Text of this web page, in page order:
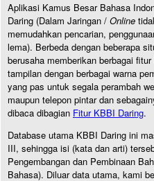
Aplikasi Kamus Besar Bahasa
Daring (Dalam Jaringan / Online
memudahkan pencarian,
lema). Berbeda dengan beberapa
berusaha memberikan berbagai
tampilan dengan berbagai warna
yang pas untuk segala perambah
maupun telepon pintar dan
dibaca dibagian Fitur KBBI Daring.
Database utama KBBI Daring ini
III, sehingga isi (kata dan arti)
Pengembangan dan Pembinaan
Bahasa). Diluar data utama, kami